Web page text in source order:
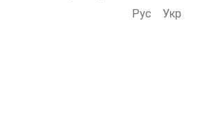
Рус Укр